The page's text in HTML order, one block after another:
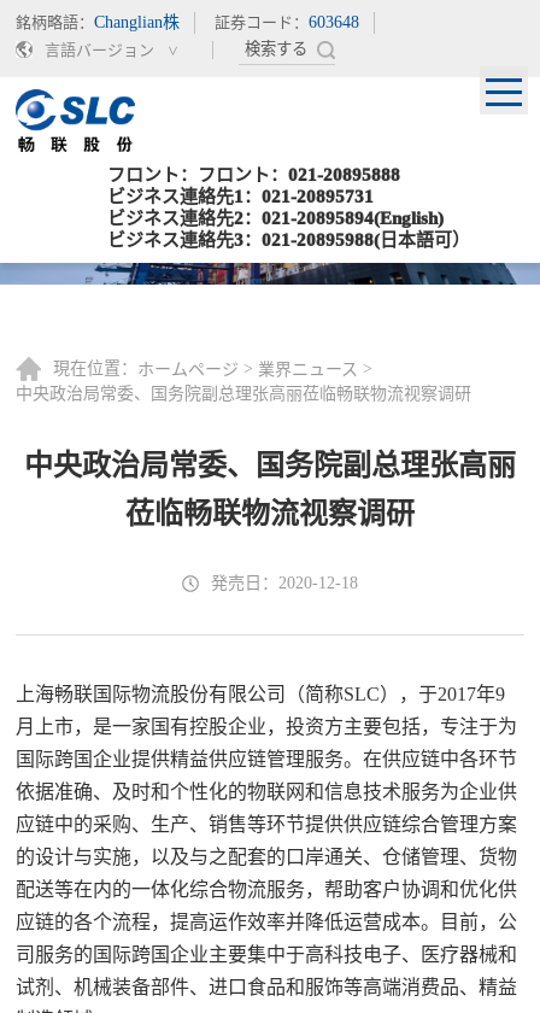
銘柄略語：Changlian株 証券コード：603648
言語バージョン
フロント：フロント：021-20895888
ビジネス連絡先1：021-20895731
ビジネス連絡先2：021-20895894(English)
ビジネス連絡先3：021-20895988(日本語可）
現在位置： ホームページ > 業界ニュース >
中央政治局常委、国务院副总理张高丽莅临畅联物流视察调研
中央政治局常委、国务院副总理张高丽
莅临畅联物流视察调研
発売日：2020-12-18
上海畅联国际物流股份有限公司（简称SLC），于2017年9
月上市，是一家国有控股企业，投资方主要包括，专注于为
国际跨国企业提供精益供应链管理服务。在供应链中各环节
依据准确、及时和个性化的物联网和信息技术服务为企业供
应链中的采购、生产、销售等环节提供供应链综合管理方案
的设计与实施，以及与之配套的口岸通关、仓储管理、货物
配送等在内的一体化综合物流服务，帮助客户协调和优化供
应链的各个流程，提高运作效率并降低运营成本。目前，公
司服务的国际跨国企业主要集中于高科技电子、医疗器械和
试剂、机械装备部件、进口食品和服饰等高端消费品、精益